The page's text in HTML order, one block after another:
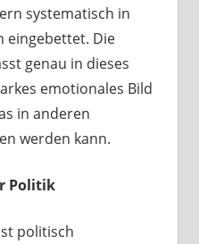
systematisch in
eingebettet. Die
genau in dieses
emotionales Bild
in anderen
werden kann.
Politik
politisch